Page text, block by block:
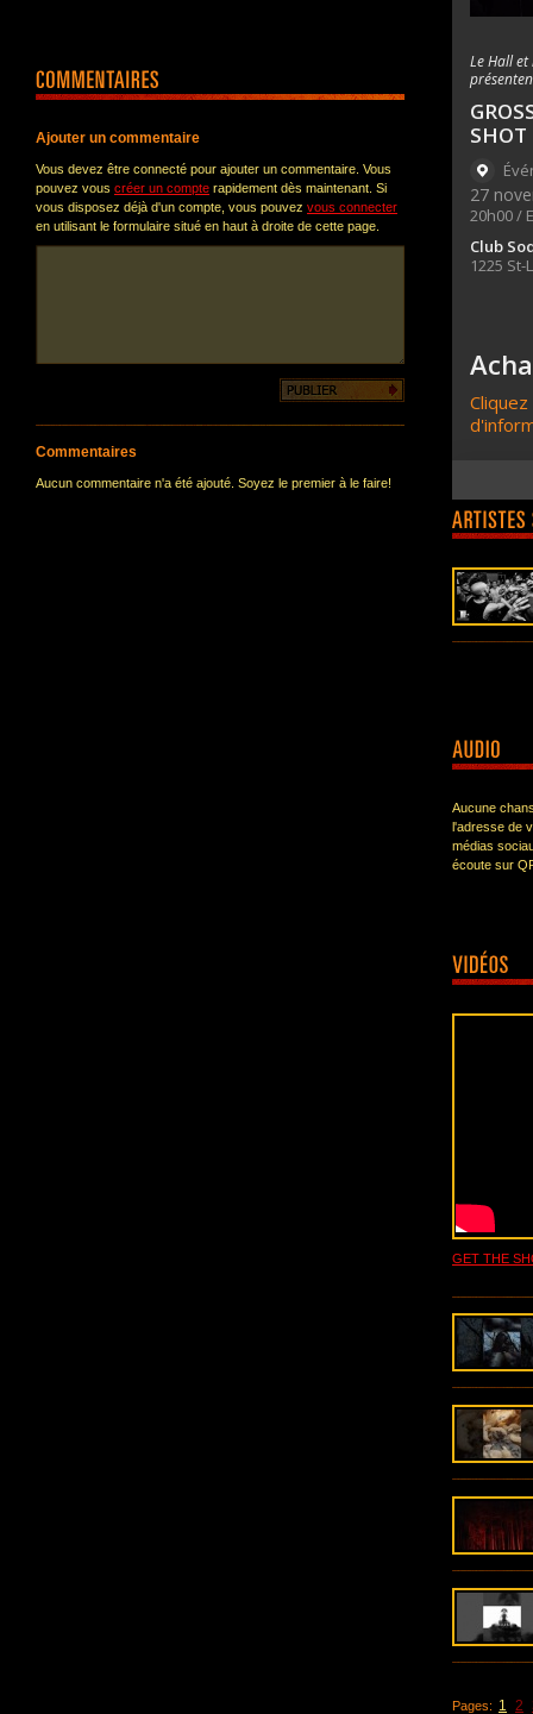
Ajouter un commentaire
Vous devez être connecté pour ajouter un commentaire. Vous
pouvez vous créer un compte rapidement dès maintenant. Si
vous disposez déjà d'un compte, vous pouvez vous connecter
en utilisant le formulaire situé en haut à droite de cette page.
Commentaires
Aucun commentaire n'a été ajouté. Soyez le premier à le faire!
Aucune
l'adresse de
médias
écoute sur
GET THE
Pages: 1 2